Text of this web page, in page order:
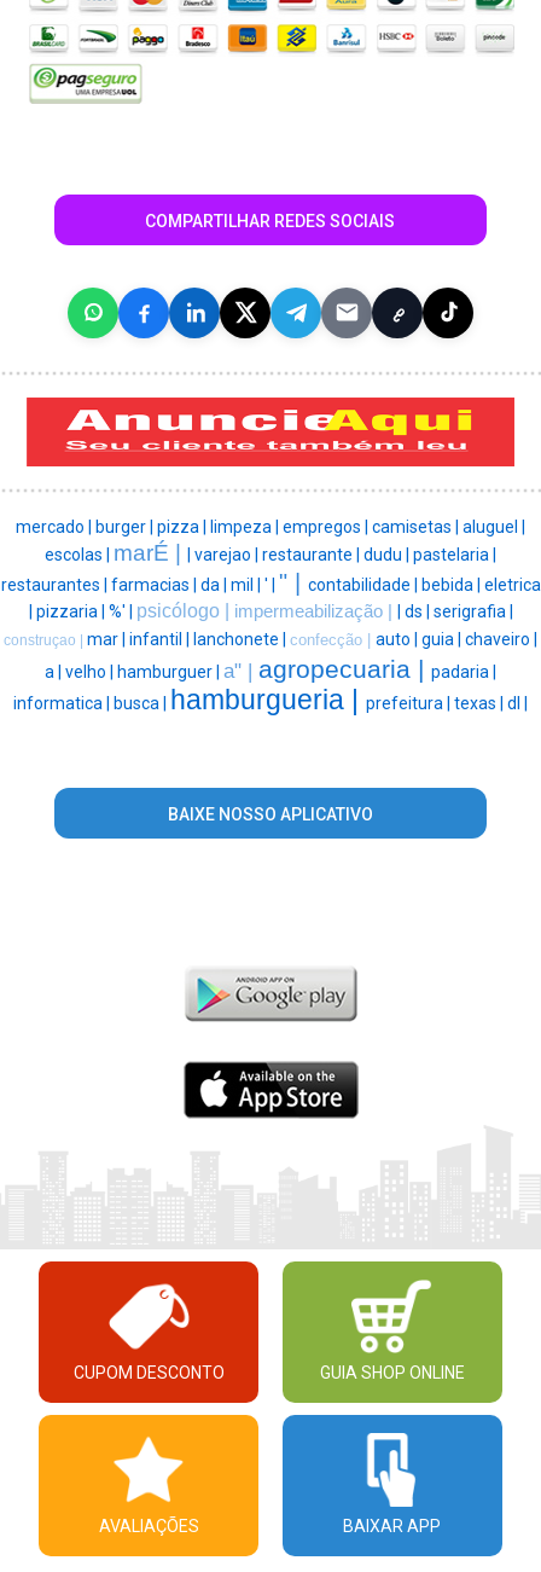
COMPARTILHAR REDES SOCIAIS
mercado | burger | pizza | limpeza | empregos | camisetas | aluguel |
escolas | marÉ | | varejao | restaurante | dudu | pastelaria |
restaurantes | farmacias | da | mil | ' | " | contabilidade | bebida | eletrica
| pizzaria | %' | psicólogo | impermeabilização | | ds | serigrafia |
construçao | mar | infantil | lanchonete | confecção | auto | guia | chaveiro |
a | velho | hamburguer | a" | agropecuaria | padaria |
informatica | busca | hamburgueria | prefeitura | texas | dl |
BAIXE NOSSO APLICATIVO
CUPOM DESCONTO GUIA SHOP ONLINE
AVALIAÇÕES BAIXAR APP